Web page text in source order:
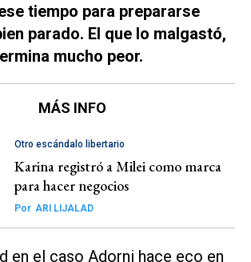
tiempo para prepararse
parado. El que lo malgastó,
mucho peor.
MÁS INFO
Otro escándalo libertario
Karina registró a Milei como marca
para hacer negocios
Por ARI LIJALAD
en el caso Adorni hace eco en